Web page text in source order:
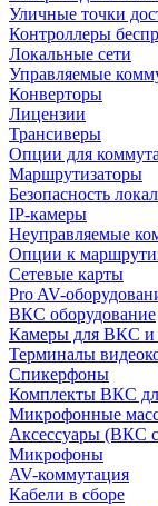
Уличные точки
Контроллеры
Локальные сети
Управляемые
Конверторы
Лицензии
Трансиверы
Опции для
Маршрутизаторы
Безопасность
IP-камеры
Неуправляемые
Опции к
Сетевые карты
Pro AV-
ВКС оборудование
Камеры для ВКС и
Терминалы
Спикерфоны
Комплекты ВКС
Микрофонные
Аксессуары (ВКС
Микрофоны
AV-коммутация
Кабели в сборе